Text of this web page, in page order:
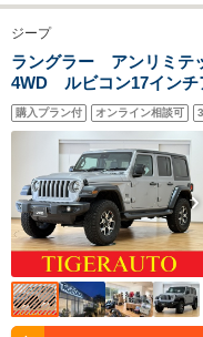
ジープ
ラングラー アンリミテ
4WD ルビコン17イン
ーディオ 脱着式フリー
ィオ リフトアップ オ
カット加工 33インチA/
購入プラン付 オンライン相談可